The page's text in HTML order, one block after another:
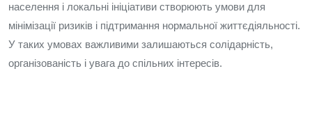
населення і локальні ініціативи створюють умови для
мінімізації ризиків і підтримання нормальної життєдіяльності.
У таких умовах важливими залишаються солідарність,
організованість і увага до спільних інтересів.